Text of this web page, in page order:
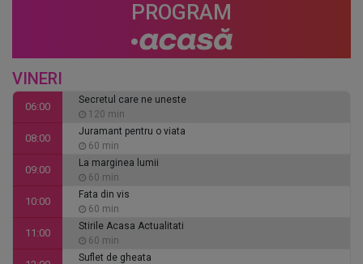
PROGRAM
VINERI
06:00
Secretul care ne uneste
120 min
08:00
Juramant pentru o viata
60 min
09:00
La marginea lumii
60 min
10:00
Fata din vis
60 min
11:00
Stirile Acasa Actualitati
60 min
Suflet de gheata